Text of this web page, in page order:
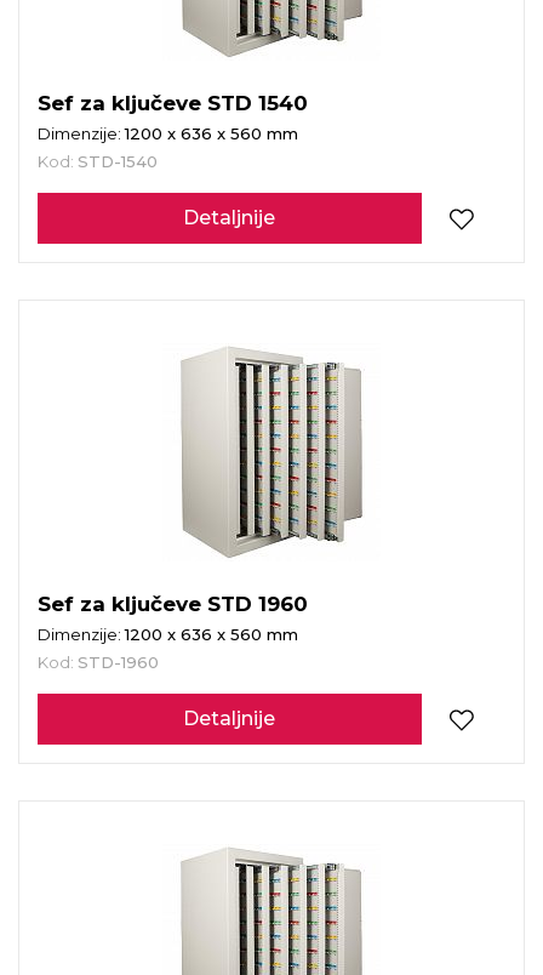
Sef za ključeve STD 1540
Dimenzije:1200 x 636 x 560 mm
Kod: STD-1540
Detaljnije
Sef za ključeve STD 1960
Dimenzije:1200 x 636 x 560 mm
Kod: STD-1960
Detaljnije